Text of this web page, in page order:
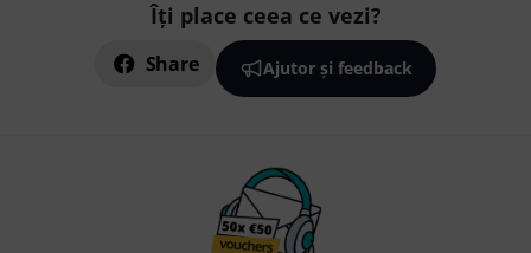
Îți place ceea ce vezi?
Share Ajutor și feedback